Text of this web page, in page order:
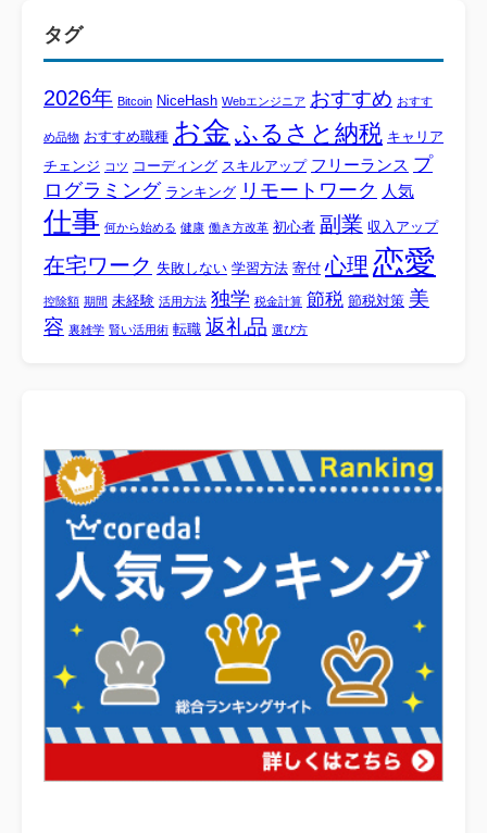
タグ
2026年 Bitcoin NiceHash Webエンジニア おすすめ おすす
め品物 おすすめ職種 お金 ふるさと納税 キャリア
チェンジ コツ コーディング スキルアップ フリーランス プ
ログラミング ランキング リモートワーク 人気
仕事 何から始める 健康 働き方改革 初心者 副業 収入アップ
在宅ワーク 失敗しない 学習方法 寄付 心理 恋愛
控除額 期間 未経験 活用方法 独学 税金計算 節税 節税対策 美
容 裏雑学 賢い活用術 転職 返礼品 選び方